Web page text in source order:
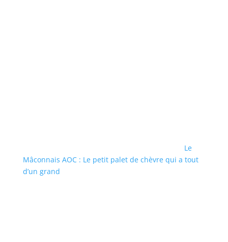
Le
Mâconnais AOC : Le petit palet de chèvre qui a tout
d’un grand